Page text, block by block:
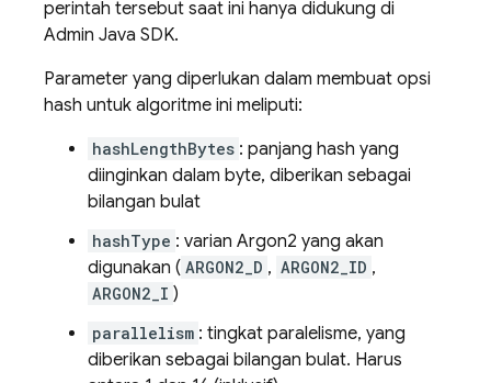
perintah tersebut saat ini hanya didukung di
Admin Java SDK.
Parameter yang diperlukan dalam membuat opsi
hash untuk algoritme ini meliputi:
hashLengthBytes : panjang hash yang
diinginkan dalam byte, diberikan sebagai
bilangan bulat
hashType : varian Argon2 yang akan
digunakan ( ARGON2_D , ARGON2_ID ,
ARGON2_I )
parallelism : tingkat paralelisme, yang
diberikan sebagai bilangan bulat. Harus